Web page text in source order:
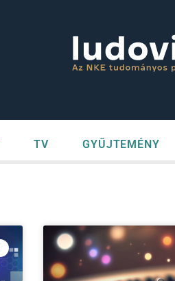
TV GYŰJTEMÉNY